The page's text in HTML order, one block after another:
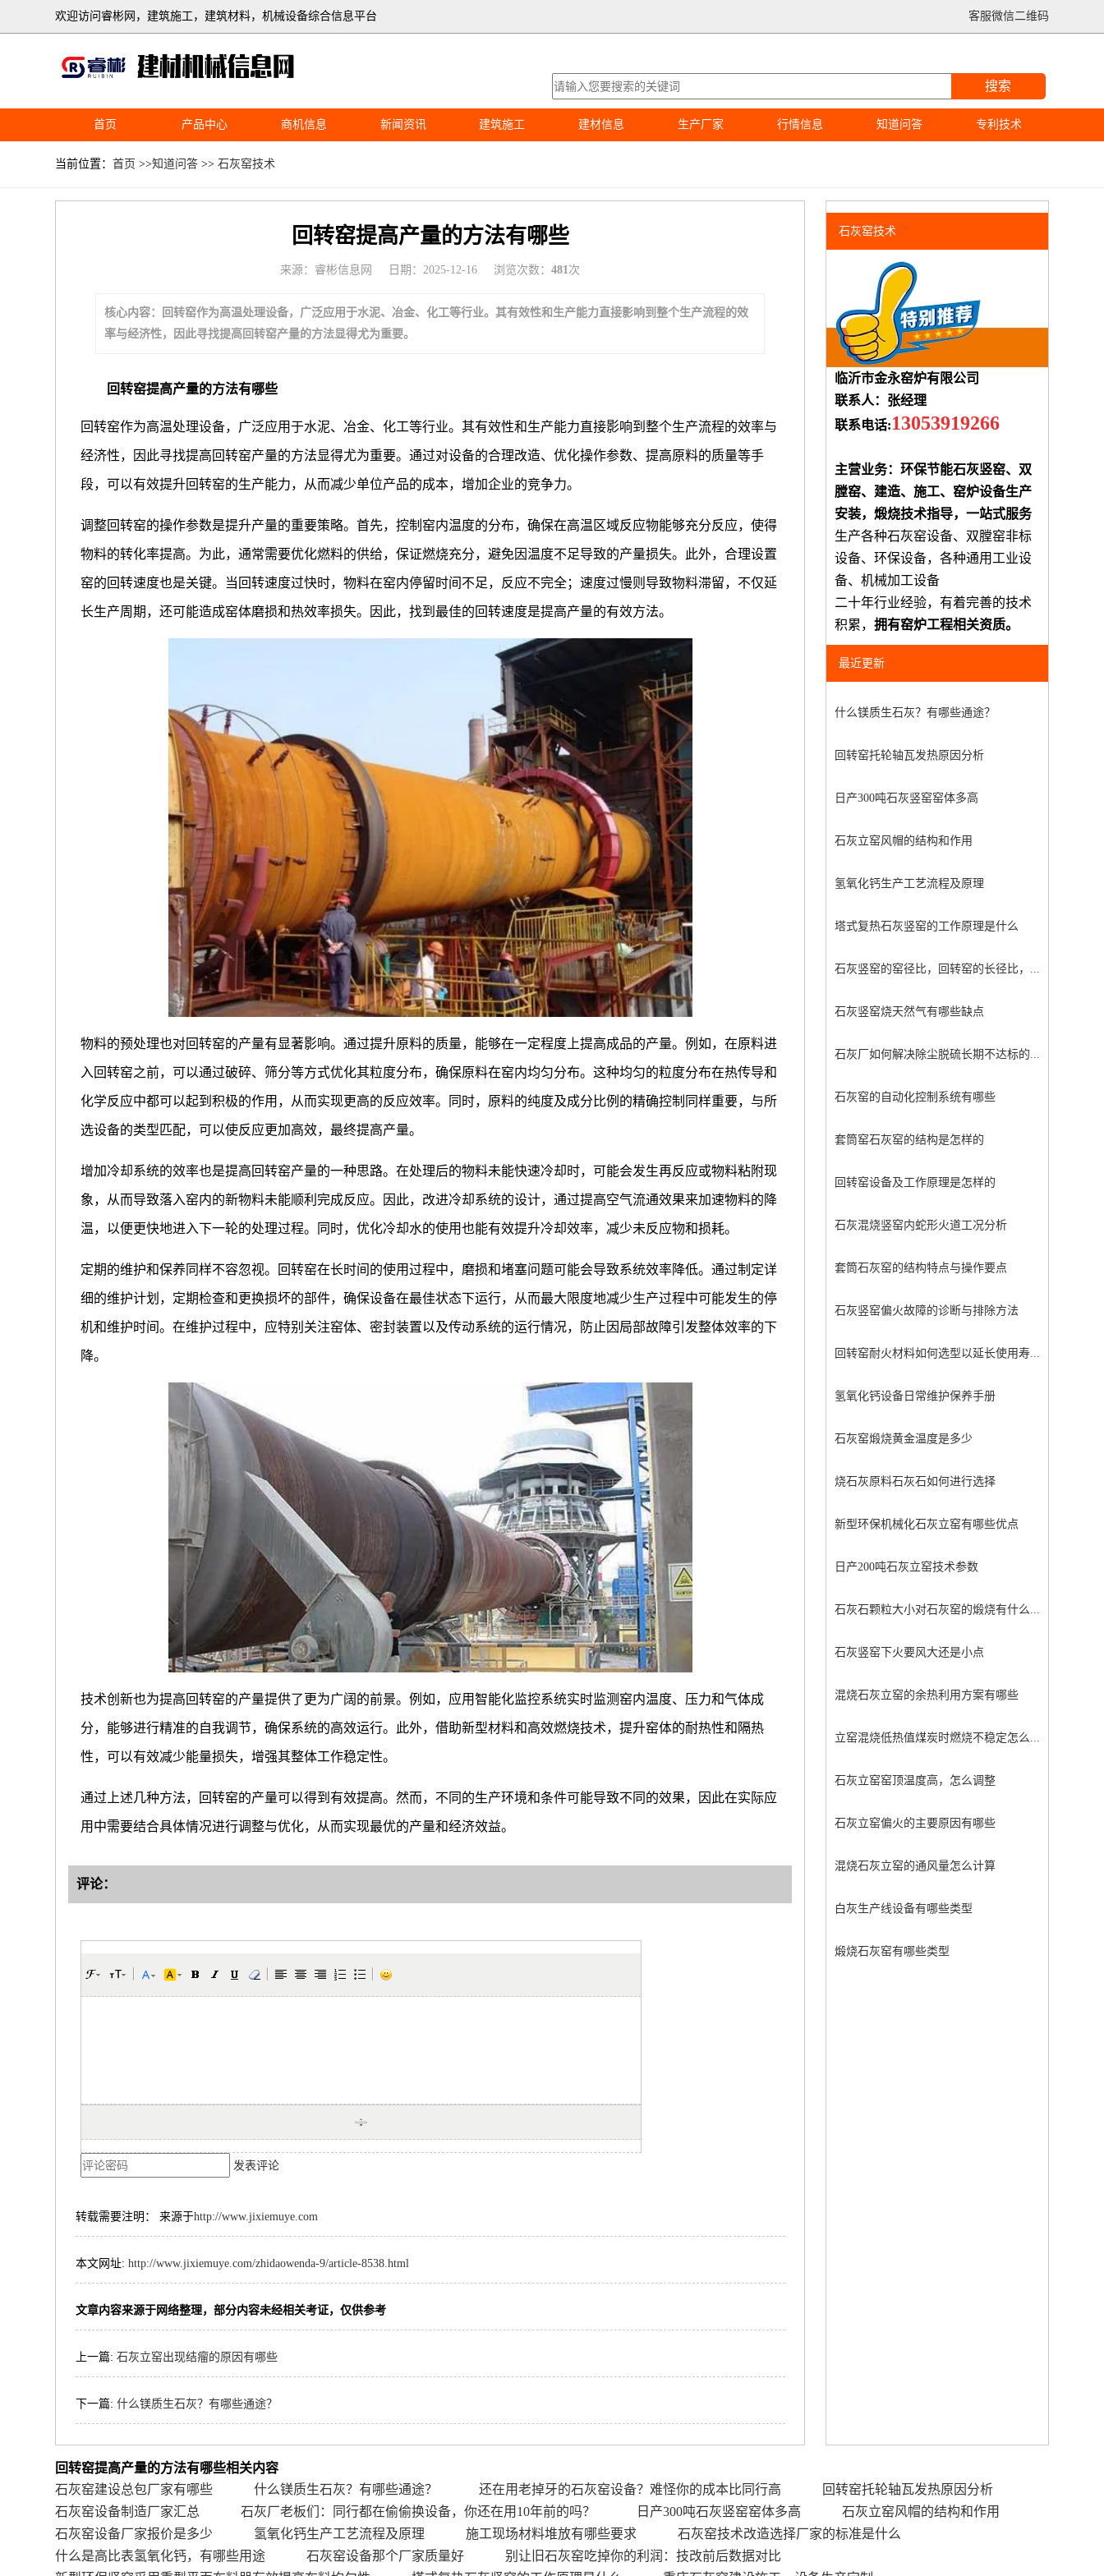
客服微信二维码
欢迎访问睿彬网，建筑施工，建筑材料，机械设备综合信息平台
搜索
首页 产品中心 商机信息 新闻资讯 建筑施工 建材信息 生产厂家 行情信息 知道问答 专利技术
当前位置：首页 >>知道问答 >>石灰窑技术
回转窑提高产量的方法有哪些
来源：睿彬信息网 日期：2025-12-16 浏览次数：481次
核心内容：回转窑作为高温处理设备，广泛应用于水泥、冶金、化工等行业。其有效性和生产能力直接影响到整个生产流程的效
率与经济性，因此寻找提高回转窑产量的方法显得尤为重要。
回转窑提高产量的方法有哪些
回转窑作为高温处理设备，广泛应用于水泥、冶金、化工等行业。其有效性和生产能力直接影响到整个生产流程的效率与
经济性，因此寻找提高回转窑产量的方法显得尤为重要。通过对设备的合理改造、优化操作参数、提高原料的质量等手
段，可以有效提升回转窑的生产能力，从而减少单位产品的成本，增加企业的竞争力。
调整回转窑的操作参数是提升产量的重要策略。首先，控制窑内温度的分布，确保在高温区域反应物能够充分反应，使得
物料的转化率提高。为此，通常需要优化燃料的供给，保证燃烧充分，避免因温度不足导致的产量损失。此外，合理设置
窑的回转速度也是关键。当回转速度过快时，物料在窑内停留时间不足，反应不完全；速度过慢则导致物料滞留，不仅延
长生产周期，还可能造成窑体磨损和热效率损失。因此，找到最佳的回转速度是提高产量的有效方法。
物料的预处理也对回转窑的产量有显著影响。通过提升原料的质量，能够在一定程度上提高成品的产量。例如，在原料进
入回转窑之前，可以通过破碎、筛分等方式优化其粒度分布，确保原料在窑内均匀分布。这种均匀的粒度分布在热传导和
化学反应中都可以起到积极的作用，从而实现更高的反应效率。同时，原料的纯度及成分比例的精确控制同样重要，与所
选设备的类型匹配，可以使反应更加高效，最终提高产量。
增加冷却系统的效率也是提高回转窑产量的一种思路。在处理后的物料未能快速冷却时，可能会发生再反应或物料粘附现
象，从而导致落入窑内的新物料未能顺利完成反应。因此，改进冷却系统的设计，通过提高空气流通效果来加速物料的降
温，以便更快地进入下一轮的处理过程。同时，优化冷却水的使用也能有效提升冷却效率，减少未反应物和损耗。
定期的维护和保养同样不容忽视。回转窑在长时间的使用过程中，磨损和堵塞问题可能会导致系统效率降低。通过制定详
细的维护计划，定期检查和更换损坏的部件，确保设备在最佳状态下运行，从而最大限度地减少生产过程中可能发生的停
机和维护时间。在维护过程中，应特别关注窑体、密封装置以及传动系统的运行情况，防止因局部故障引发整体效率的下
降。
技术创新也为提高回转窑的产量提供了更为广阔的前景。例如，应用智能化监控系统实时监测窑内温度、压力和气体成
分，能够进行精准的自我调节，确保系统的高效运行。此外，借助新型材料和高效燃烧技术，提升窑体的耐热性和隔热
性，可以有效减少能量损失，增强其整体工作稳定性。
通过上述几种方法，回转窑的产量可以得到有效提高。然而，不同的生产环境和条件可能导致不同的效果，因此在实际应
用中需要结合具体情况进行调整与优化，从而实现最优的产量和经济效益。
评论：
发表评论
转载需要注明： 来源于http://www.jixiemuye.com
本文网址:http://www.jixiemuye.com/zhidaowenda-9/article-8538.html
文章内容来源于网络整理，部分内容未经相关考证，仅供参考
上一篇:石灰立窑出现结瘤的原因有哪些
下一篇:什么镁质生石灰？有哪些通途？
石灰窑技术
临沂市金永窑炉有限公司
联系人：张经理
联系电话:13053919266
主营业务：环保节能石灰竖窑、双
膛窑、建造、施工、窑炉设备生产
安装，煅烧技术指导，一站式服务
生产各种石灰窑设备、双膛窑非标
设备、环保设备，各种通用工业设
备、机械加工设备
二十年行业经验，有着完善的技术
积累， 拥有窑炉工程相关资质。
最近更新
什么镁质生石灰？有哪些通途？
回转窑托轮轴瓦发热原因分析
日产300吨石灰竖窑窑体多高
石灰立窑风帽的结构和作用
氢氧化钙生产工艺流程及原理
塔式复热石灰竖窑的工作原理是什么
石灰竖窑的窑径比，回转窑的长径比，...
石灰竖窑烧天然气有哪些缺点
石灰厂如何解决除尘脱硫长期不达标的...
石灰窑的自动化控制系统有哪些
套筒窑石灰窑的结构是怎样的
回转窑设备及工作原理是怎样的
石灰混烧竖窑内蛇形火道工况分析
套筒石灰窑的结构特点与操作要点
石灰竖窑偏火故障的诊断与排除方法
回转窑耐火材料如何选型以延长使用寿...
氢氧化钙设备日常维护保养手册
石灰窑煅烧黄金温度是多少
烧石灰原料石灰石如何进行选择
新型环保机械化石灰立窑有哪些优点
日产200吨石灰立窑技术参数
石灰石颗粒大小对石灰窑的煅烧有什么...
石灰竖窑下火要风大还是小点
混烧石灰立窑的余热利用方案有哪些
立窑混烧低热值煤炭时燃烧不稳定怎么...
石灰立窑窑顶温度高，怎么调整
石灰立窑偏火的主要原因有哪些
混烧石灰立窑的通风量怎么计算
白灰生产线设备有哪些类型
煅烧石灰窑有哪些类型
回转窑提高产量的方法有哪些相关内容
石灰窑建设总包厂家有哪些
什么镁质生石灰？有哪些通途？ 还在用老掉牙的石灰窑设备？难怪你的成本比同行高
回转窑托轮轴瓦发热原因分析
石灰窑设备制造厂家汇总
石灰厂老板们：同行都在偷偷换设备，你还在用10年前的吗？ 日产300吨石灰竖窑窑体多高
石灰立窑风帽的结构和作用
石灰窑设备厂家报价是多少
氢氧化钙生产工艺流程及原理 施工现场材料堆放有哪些要求
石灰窑技术改造选择厂家的标准是什么
什么是高比表氢氧化钙，有哪些用途
石灰窑设备那个厂家质量好
别让旧石灰窑吃掉你的利润：技改前后数据对比